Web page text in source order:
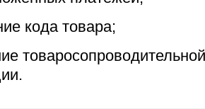
кода товара;